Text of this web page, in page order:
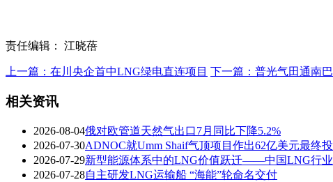
责任编辑： 江晓蓓
上一篇：在川央企首中LNG绿电直连项目 下一篇：普光气田通南
相关资讯
2026-08-04俄对欧管道天然气出口7月同比下降5.2%
2026-07-30ADNOC就Umm Shaif气顶项目作出62亿美元最终
2026-07-29新型能源体系中的LNG价值跃迁——中国LNG行业
2026-07-28自主研发LNG运输船 “海能”轮命名交付